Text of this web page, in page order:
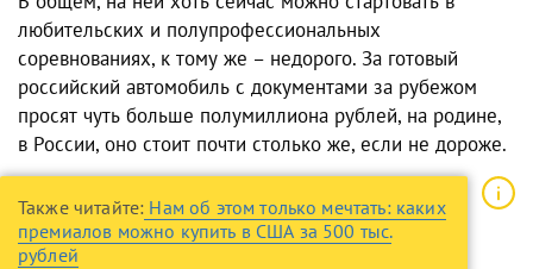
любительских и полупрофессиональных
соревнованиях, к тому же – недорого. За готовый
российский автомобиль с документами за рубежом
просят чуть больше полумиллиона рублей, на родине,
в России, оно стоит почти столько же, если не дороже.
Также читайте: Нам об этом только мечтать: каких
премиалов можно купить в США за 500 тыс.
рублей